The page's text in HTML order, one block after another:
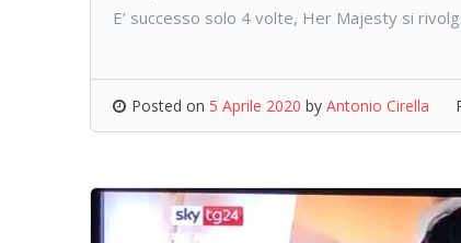
E’ successo solo 4 volte, Her Majesty si
Posted on 5 Aprile 2020 by Antonio Cirella